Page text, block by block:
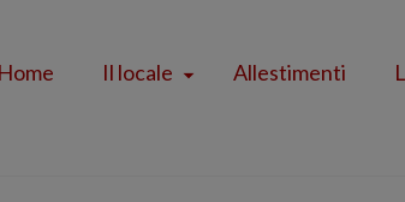
Home Il locale Allestimenti